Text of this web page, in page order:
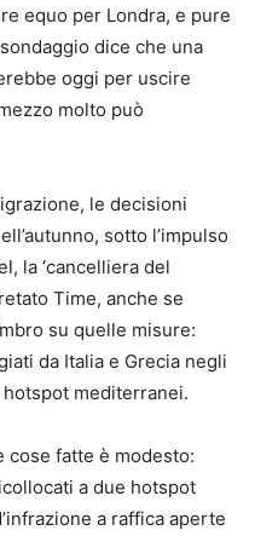
equo per Londra, e pure
dice che una
oggi per uscire
molto può
le decisioni
sotto l’impulso
la ‘cancelliera del
Time, anche se
su quelle misure:
da Italia e Grecia negli
mediterranei.
cose fatte è modesto:
a due hotspot
a raffica aperte